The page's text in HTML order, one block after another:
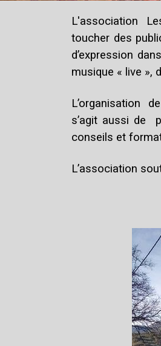
L'association
toucher des
d’expression
musique « live »,
L’organisation
s’agit aussi de
conseils et
L’association